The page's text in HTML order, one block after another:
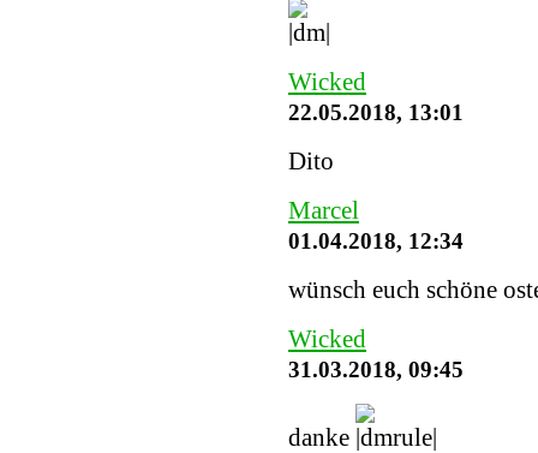
Wicked
22.05.2018, 13:01
Dito
Marcel
01.04.2018, 12:34
wünsch euch schöne
Wicked
31.03.2018, 09:45
danke